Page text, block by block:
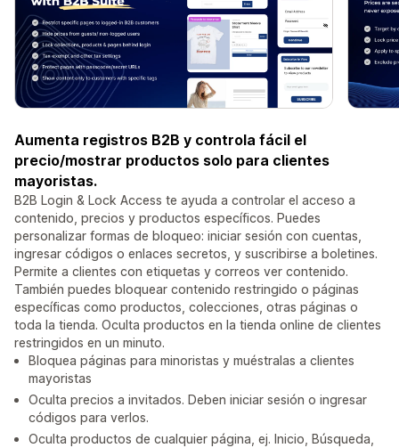
Aumenta registros B2B y controla fácil el
precio/mostrar productos solo para clientes
mayoristas.
B2B Login & Lock Access te ayuda a controlar el acceso a
contenido, precios y productos específicos. Puedes
personalizar formas de bloqueo: iniciar sesión con cuentas,
ingresar códigos o enlaces secretos, y suscribirse a boletines.
Permite a clientes con etiquetas y correos ver contenido.
También puedes bloquear contenido restringido o páginas
específicas como productos, colecciones, otras páginas o
toda la tienda. Oculta productos en la tienda online de clientes
restringidos en un minuto.
Bloquea páginas para minoristas y muéstralas a clientes
mayoristas
Oculta precios a invitados. Deben iniciar sesión o ingresar
códigos para verlos.
Oculta productos de cualquier página, ej. Inicio, Búsqueda,